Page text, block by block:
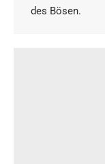
des Bösen.